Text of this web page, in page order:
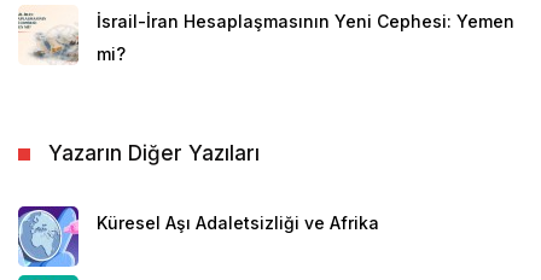
İsrail-İran Hesaplaşmasının Yeni Cephesi: Yemen
mi?
Yazarın Diğer Yazıları
Küresel Aşı Adaletsizliği ve Afrika